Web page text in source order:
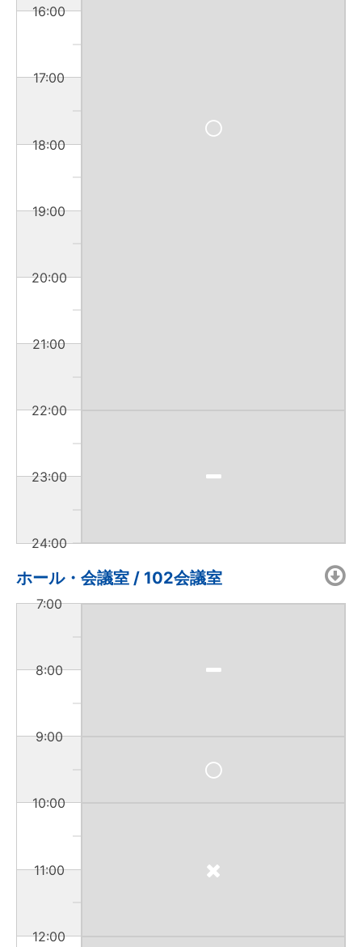
16:00
17:00
18:00
19:00
20:00
21:00
22:00
23:00
24:00
ホール・会議室 / 102会議室
7:00
8:00
9:00
10:00
11:00
12:00